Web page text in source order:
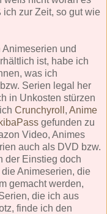
ich zur Zeit, so gut wie
Animeserien und
ist, habe ich
was ich
Serien legal her
in Unkosten stürzen
Crunchyroll , Anime
gefunden zu
Video, Animes
auch als DVD bzw.
der Einstieg doch
Animeserien, die
gemacht werden,
die ich aus
finde ich den